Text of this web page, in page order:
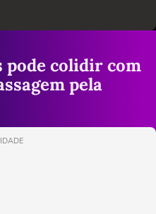
pode colidir com
pela